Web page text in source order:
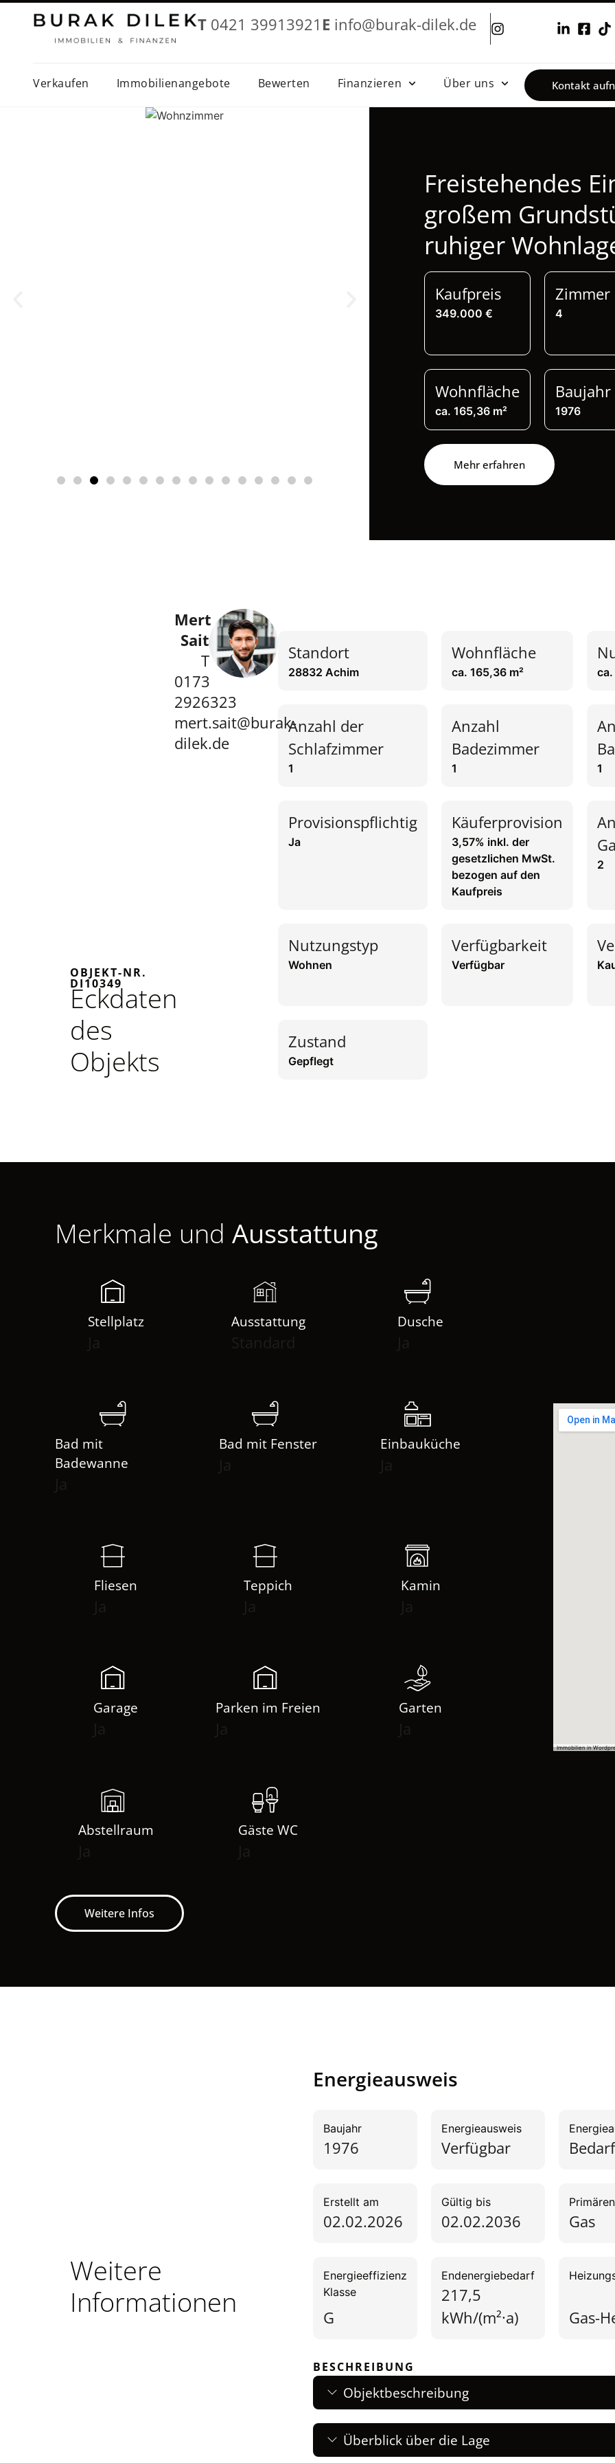
T 0421 39913921 E info@burak-dilek.de
Verkaufen Immobilienangebote Bewerten Finanzieren Über uns Kontakt
Freistehendes
großem
ruhiger
Kaufpreis
349.000 €
Zimmer
4
Wohnfläche
ca. 165,36 m²
Baujahr
1976
Mehr erfahren
OBJEKT-NR.
DI10349
Eckdaten
des
Objekts
Mert
Sait
T
0173
2926323
mert.sait@burak-
dilek.de
Standort
28832 Achim
Wohnfläche
ca. 165,36 m² ca.
Anzahl der
Schlafzimmer
1
Anzahl
Badezimmer
1 1
Provisionspflichtig
Ja
Käuferprovision
3,57% inkl. der
gesetzlichen MwSt.
bezogen auf den
Kaufpreis
2
Nutzungstyp
Wohnen
Verfügbarkeit
Verfügbar
Zustand
Gepflegt
Immobilien in
Merkmale und Ausstattung
Stellplatz
Ja
Ausstattung
Standard
Dusche
Ja
Bad mit
Badewanne
Ja
Bad mit Fenster
Ja
Einbauküche
Ja
Fliesen
Ja
Teppich
Ja
Kamin
Ja
Garage
Ja
Parken im Freien
Ja
Garten
Ja
Abstellraum
Ja
Gäste WC
Ja
Weitere Infos
Weitere
Informationen
Energieausweis
Baujahr
1976
Energieausweis
Verfügbar
Erstellt am
02.02.2026
Gültig bis
02.02.2036 Gas
Energieeffizienz
Klasse
G
Endenergiebedarf
217,5
kWh/(m²·a)
Gas-
BESCHREIBUNG
Objektbeschreibung
Überblick über die Lage